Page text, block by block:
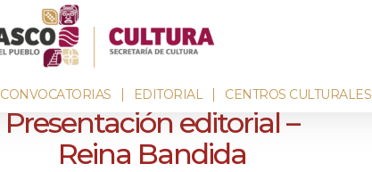
CONVOCATORIAS EDITORIAL CENTROS CULTURALES
Presentación editorial –
Reina Bandida